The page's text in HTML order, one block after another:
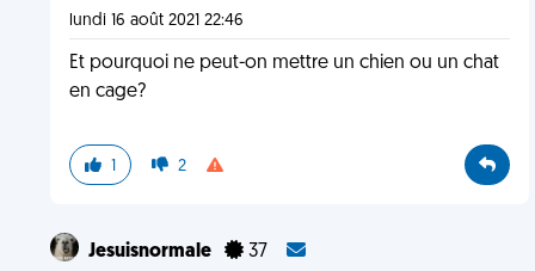
lundi 16 août 2021 22:46
Et pourquoi ne peut-on mettre un chien ou un chat
en cage?
1 2
Jesuisnormale 37